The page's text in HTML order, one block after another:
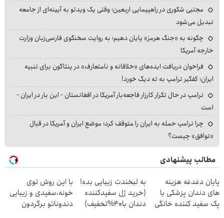
مجتبی شکوری در راهپیمایی اربعین؛ وقتی یک ویدئو به آیینه‌ای از جامعه
تبدیل می‌شود
چگونه به «جنگ هرمز» پایان دهیم؛ به روایت سخنگوی فارسی‌زبان وزارت
خارجه آمریکا
فراخوان دریافت ایده‌های «خلاقانه و نامتعارف» در پنتاگون برای تنبیه
ایران؛ کفگیر ترامپ به ته دیگ خورد!
ترامپ در حال تکرار کارزار فاجعه‌بار آمریکا در افغانستان - این بار در ایران -
است
چرا ترامپ حمله به ایران را متوقف کرد؛ موضع ایران و آمریکا در قبال
«توافق» چیست؟
مطالب پیشنهادی
پایان دغدغه هزینه
های دندان پزشکی با
پک سفید کننده خانگی
به لبخندت زیبایی بده!
(خرید ژل سفیدکننده
دندان با40%تخفیف)
با این روش توی
خونه،سفیدی و زیبایی
دندوناتو برگردون